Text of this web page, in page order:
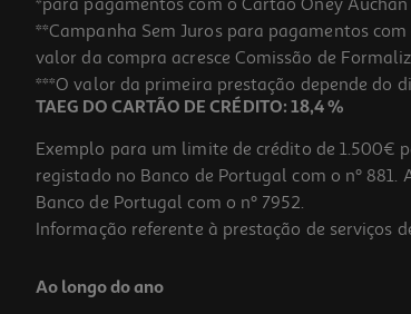
*para pagamentos com o Cartão Oney
**Campanha Sem Juros para pagamentos
valor da compra acresce Comissão de
***O valor da primeira prestação depende do
TAEG DO CARTÃO DE CRÉDITO: 18,4 %
Exemplo para um limite de crédito de 1.500€
registado no Banco de Portugal com o nº
Banco de Portugal com o nº 7952.
Informação referente à prestação de serviços
Ao longo do ano